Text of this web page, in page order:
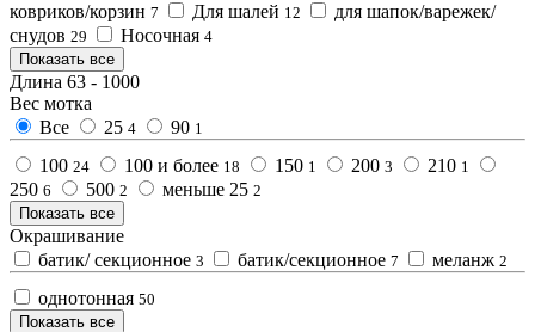
ковриков/корзин 7 Для шалей 12
для шапок/варежек/
снудов 29 Носочная 4
Показать все
Длина 63 - 1000
Вес мотка
Все
25 4 90 1
100 24 100 и более 18 150 1 200 3 210 1
250 6 500 2 меньше 25 2
Показать все
Окрашивание
батик/ секционное 3 батик/секционное 7 меланж 2
однотонная 50
Показать все